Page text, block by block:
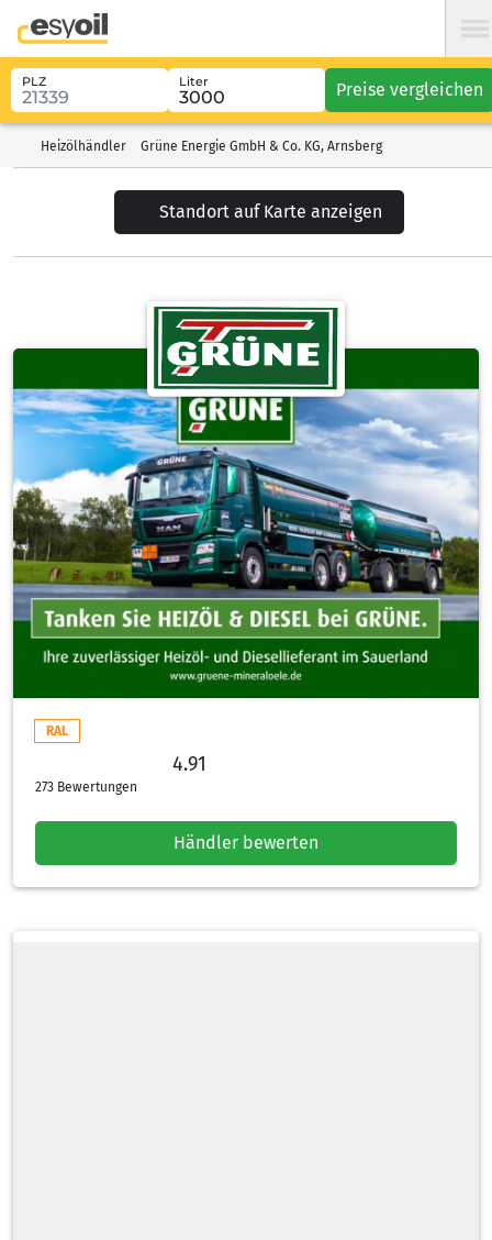
PLZ Liter Preise vergleichen
Heizölhändler Grüne Energie GmbH & Co. KG, Arnsberg
Standort auf Karte anzeigen
RAL
4.91
4.91 von 5 Sternen
273 Bewertungen
Händler bewerten